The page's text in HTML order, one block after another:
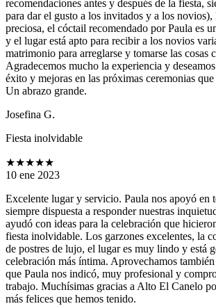
recomendaciones antes y después de la fiesta,
para dar el gusto a los invitados y a los novios),
preciosa, el cóctail recomendado por Paula es
y el lugar está apto para recibir a los novios
matrimonio para arreglarse y tomarse las cosas
Agradecemos mucho la experiencia y
éxito y mejoras en las próximas ceremonias
Un abrazo grande.
Josefina G.
Fiesta inolvidable
★★★★★
10 ene 2023
Excelente lugar y servicio. Paula nos apoyó en
siempre dispuesta a responder nuestras
ayudó con ideas para la celebración que
fiesta inolvidable. Los garzones excelentes, la
de postres de lujo, el lugar es muy lindo y está
celebración más íntima. Aprovechamos
que Paula nos indicó, muy profesional y
trabajo. Muchísimas gracias a Alto El Canelo
más felices que hemos tenido.